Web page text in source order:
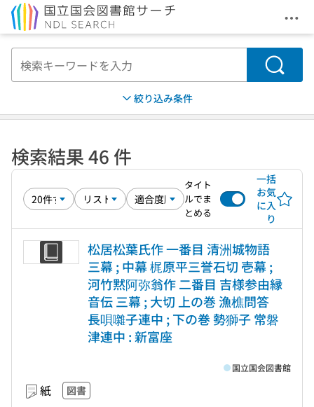
メ
検索
絞り込み条件
検索結果 46 件
タイト
ルでま
とめる
一括
お気
に入
り
松居松葉氏作 一番目 清洲城物語
三幕 ; 中幕 梶原平三誉石切 壱幕 ;
河竹黙阿弥翁作 二番目 吉様参由縁
音伝 三幕 ; 大切 上の巻 漁樵問答
長唄囃子連中 ; 下の巻 勢獅子 常磐
津連中 : 新富座
紙 図書
国立国会図書館